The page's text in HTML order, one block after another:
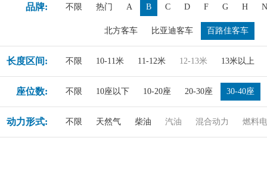
品牌: 不限 热门 A B C D F G H N
北方客车 比亚迪客车 百路佳客车
长度区间: 不限 10-11米 11-12米 12-13米 13米以上
座位数: 不限 10座以下 10-20座 20-30座 30-40座
动力形式: 不限 天然气 柴油 汽油 混合动力 燃料